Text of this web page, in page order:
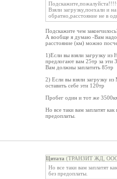
Взяли загрузку,поехали и
обратно,расстояние не в
Подскажите чем
А вообще я думаю -Вам
расстояние (км) можно
1)Если вы взяли загрузку
предлогают вам 25тр за
Вам должны заплатить 85тр
2) Если вы взяли загрузку
оставить себе эти 120тр
Пробег один и тот же
Но все таки вам заплатят
предоплаты.
Цитата (ТРАНЗИТ ЖД, ООО
Но все таки вам заплатят
без предоплаты.